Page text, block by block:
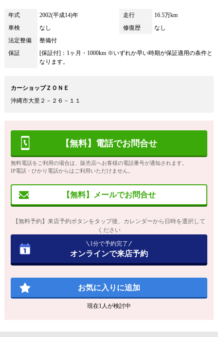
年式 2002(平成14)年 走行
16.5万km
車検
なし 修復歴
なし
法定整備
整備付
保証
[保証付]：1ヶ月・1000km ※いずれか早い時期が保証適用の条件と
なります。
カーショップＺＯＮＥ
沖縄市大里２－２６－１１
【無料】電話でお問合せ
無料電話をご利用の場合は、販売店へお客様の電話番号が通知されます。
IP電話・ひかり電話からはご利用いただけません。
【無料】メールでお問合せ
【無料予約】来店予約ボタンをタップ後、カレンダーから日時を選択して
ください
1分で予約完了
オンラインで来店予約
お気に入りに追加
現在1 人が検討中